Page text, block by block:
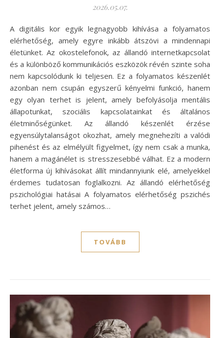
2026.05.07.
A digitális kor egyik legnagyobb kihívása a folyamatos
elérhetőség, amely egyre inkább átszövi a mindennapi
életünket. Az okostelefonok, az állandó internetkapcsolat
és a különböző kommunikációs eszközök révén szinte soha
nem kapcsolódunk ki teljesen. Ez a folyamatos készenlét
azonban nem csupán egyszerű kényelmi funkció, hanem
egy olyan terhet is jelent, amely befolyásolja mentális
állapotunkat, szociális kapcsolatainkat és általános
életminőségünket. Az állandó készenlét érzése
egyensúlytalanságot okozhat, amely megnehezíti a valódi
pihenést és az elmélyült figyelmet, így nem csak a munka,
hanem a magánélet is stresszesebbé válhat. Ez a modern
életforma új kihívásokat állít mindannyiunk elé, amelyekkel
érdemes tudatosan foglalkozni. Az állandó elérhetőség
pszichológiai hatásai A folyamatos elérhetőség pszichés
terhet jelent, amely számos…
TOVÁBB